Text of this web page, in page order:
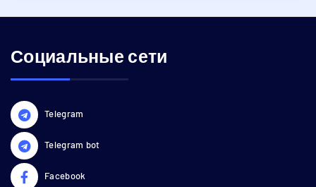
Социальные сети
Telegram
Telegram bot
Facebook